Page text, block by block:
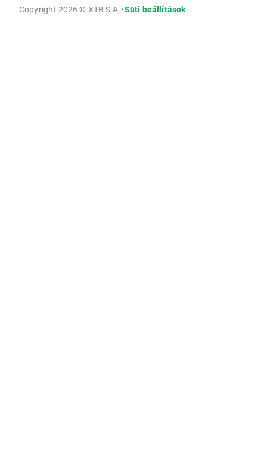
Copyright 2026 © XTB S.A.•Süti beállítások